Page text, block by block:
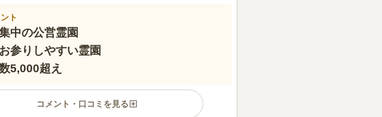
ト
中の公営霊園
参りしやすい霊園
5,000超え
コメント・口コミを見る